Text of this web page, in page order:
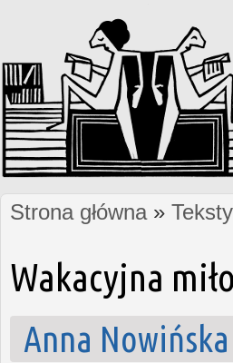
Jesteś tutaj
Strona główna»
Wakacyjna
Anna Nowińska